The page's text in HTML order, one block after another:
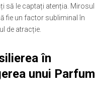
să le captați atenția. Mirosul
fie un factor subliminal în
de atracție.
în
unui Parfum